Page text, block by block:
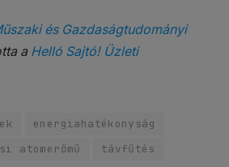
és Gazdaságtudományi
a Helló Sajtó! Üzleti
energiahatékonyság
atomerőmű távfűtés